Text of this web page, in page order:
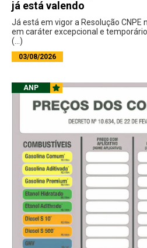
já está valendo
Já está em vigor a Resolução CNPE
em caráter excepcional e
(...)
03/08/2026
ANP